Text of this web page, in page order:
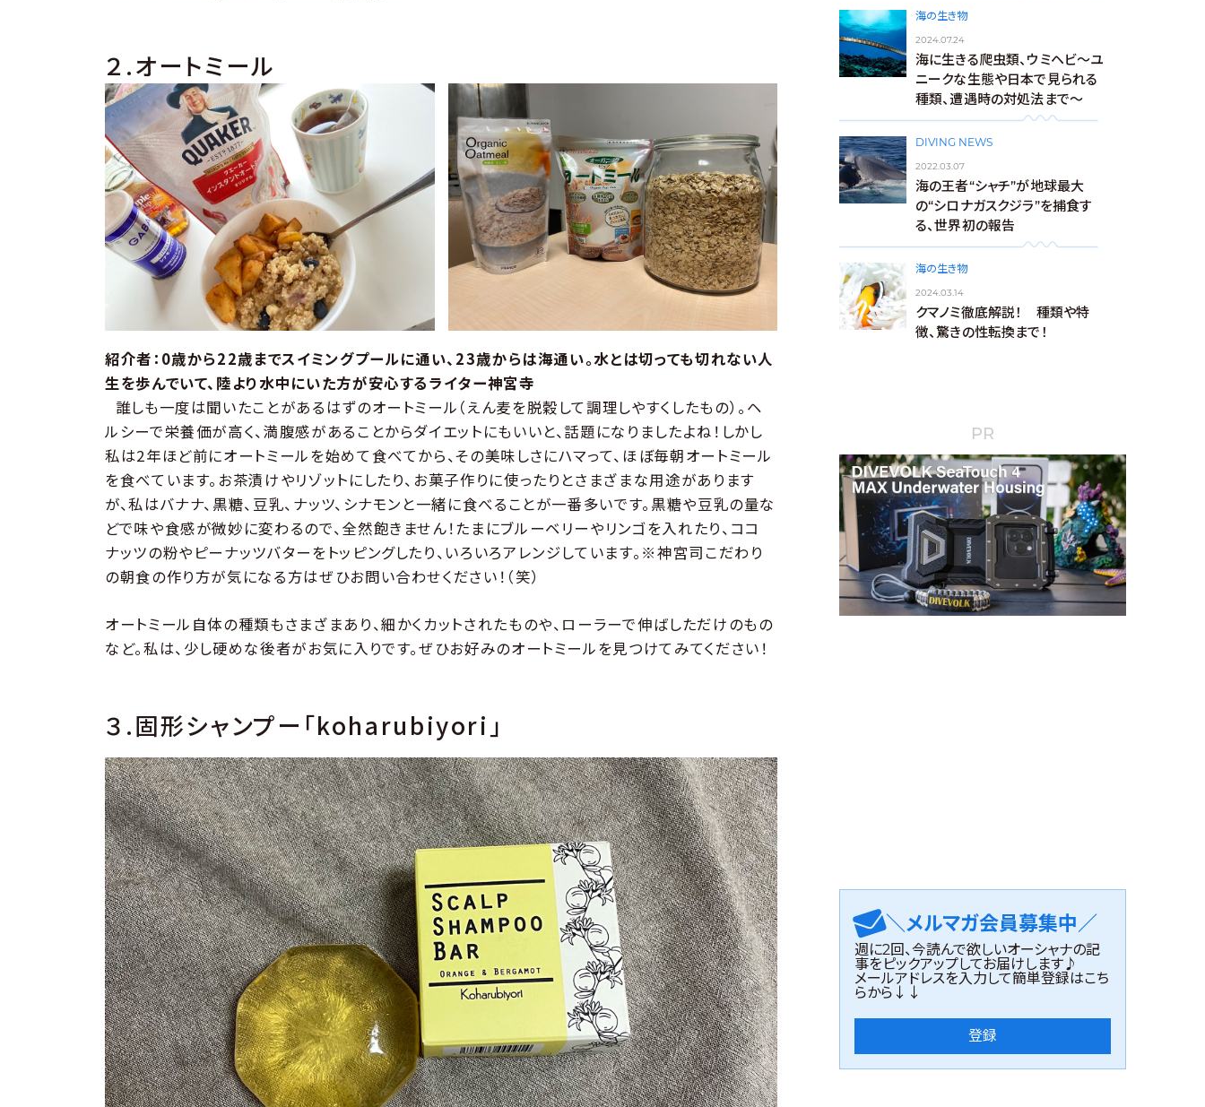
２.オートミール
紹介者：0歳から22歳までスイミングプールに通い、23歳からは海通い。水とは切っても切れない人
生を歩んでいて、陸より水中にいた方が安心するライター神宮寺
誰しも一度は聞いたことがあるはずのオートミール（えん麦を脱穀して調理しやすくしたもの）。ヘ
ルシーで栄養価が高く、満腹感があることからダイエットにもいいと、話題になりましたよね！しかし
私は2年ほど前にオートミールを始めて食べてから、その美味しさにハマって、ほぼ毎朝オートミール
を食べています。お茶漬けやリゾットにしたり、お菓子作りに使ったりとさまざまな用途があります
が、私はバナナ、黒糖、豆乳、ナッツ、シナモンと一緒に食べることが一番多いです。黒糖や豆乳の量な
どで味や食感が微妙に変わるので、全然飽きません！たまにブルーベリーやリンゴを入れたり、ココ
ナッツの粉やピーナッツバターをトッピングしたり、いろいろアレンジしています。※神宮司こだわり
の朝食の作り方が気になる方はぜひお問い合わせください！（笑）
オートミール自体の種類もさまざまあり、細かくカットされたものや、ローラーで伸ばしただけのもの
など。私は、少し硬めな後者がお気に入りです。ぜひお好みのオートミールを見つけてみてください！
３.固形シャンプー「koharubiyori」
海の生き物
2024.07.24
海に生きる爬虫類、ウミヘビ～ユ
ニークな生態や日本で見られる
種類、遭遇時の対処法まで～
DIVING NEWS
2022.03.07
海の王者“シャチ”が地球最大
の“シロナガスクジラ”を捕食す
る、世界初の報告
海の生き物
2024.03.14
クマノミ徹底解説！ 種類や特
徴、驚きの性転換まで！
PR
＼メルマガ会員募集中／
週に2回、今読んで欲しいオーシャナの記
事をピックアップしてお届けします♪
メールアドレスを入力して簡単登録はこち
らから↓↓
登録